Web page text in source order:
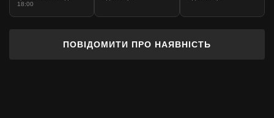
ПОВІДОМИТИ ПРО НАЯВНІСТЬ
18:00